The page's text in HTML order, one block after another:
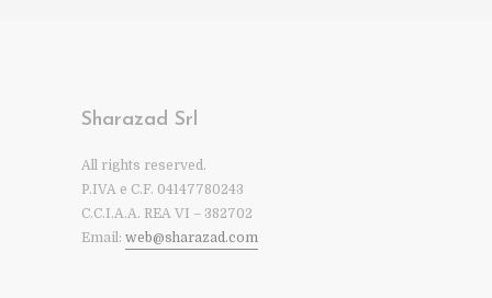
Sharazad Srl
All rights reserved.
P.IVA e C.F. 04147780243
C.C.I.A.A. REA VI – 382702
Email: web@sharazad.com